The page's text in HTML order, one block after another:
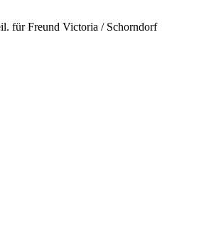
für Freund Victoria / Schorndorf